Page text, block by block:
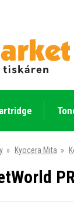
» Kyocera Mita »